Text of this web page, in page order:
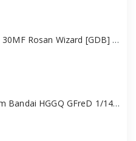
Mô hình Bandai 30MF Rosan Wizard [GDB] [30MF]
Mô hình Gundam Bandai HGGQ GFreD 1/144 [GDB] [BHG]